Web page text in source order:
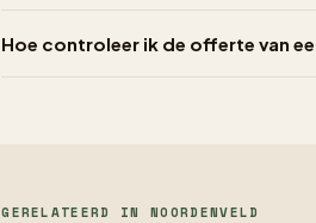
Hoe controleer ik de offerte van
GERELATEERD IN NOORDENVELD